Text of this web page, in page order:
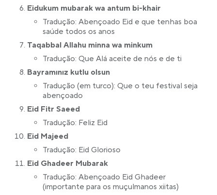
Eidukum mubarak wa antum bi-khair
Tradução: Abençoado Eid e que tenhas boa
saúde todos os anos
Taqabbal Allahu minna wa minkum
Tradução: Que Alá aceite de nós e de ti
Bayramınız kutlu olsun
Tradução (em turco): Que o teu festival seja
abençoado
Eid Fitr Saeed
Tradução: Feliz Eid
Eid Majeed
Tradução: Eid Glorioso
Eid Ghadeer Mubarak
Tradução: Abençoado Eid Ghadeer
(importante para os muçulmanos xiitas)